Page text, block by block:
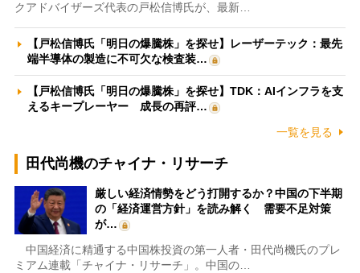
クアドバイザーズ代表の戸松信博氏が、最新…
【戸松信博氏「明日の爆騰株」を探せ】レーザーテック：最先
端半導体の製造に不可欠な検査装…
【戸松信博氏「明日の爆騰株」を探せ】TDK：AIインフラを支
えるキープレーヤー 成長の再評…
一覧を見る
田代尚機のチャイナ・リサーチ
厳しい経済情勢をどう打開するか？中国の下半期
の「経済運営方針」を読み解く 需要不足対策
が…
中国経済に精通する中国株投資の第一人者・田代尚機氏のプレ
ミアム連載「チャイナ・リサーチ」。中国の…